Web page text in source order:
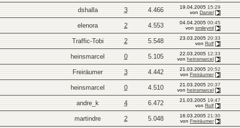
dshalla 3 4.466 19.04.2005 15:29
von Daniel
elenora 2 4.553 04.04.2005 00:45
von smileyml
Traffic-Tobi 2 5.548 23.03.2005 20:33
von Rolf
heinsmarcel 0 5.105 22.03.2005 12:33
von heinsmarcel
Freiräumer 3 4.442 21.03.2005 20:52
von Freiräumer
heinsmarcel 0 4.510 21.03.2005 20:37
von heinsmarcel
andre_k 4 6.472 21.03.2005 19:47
von Rolf
martindre 2 5.048 16.03.2005 21:30
von Freiräumer